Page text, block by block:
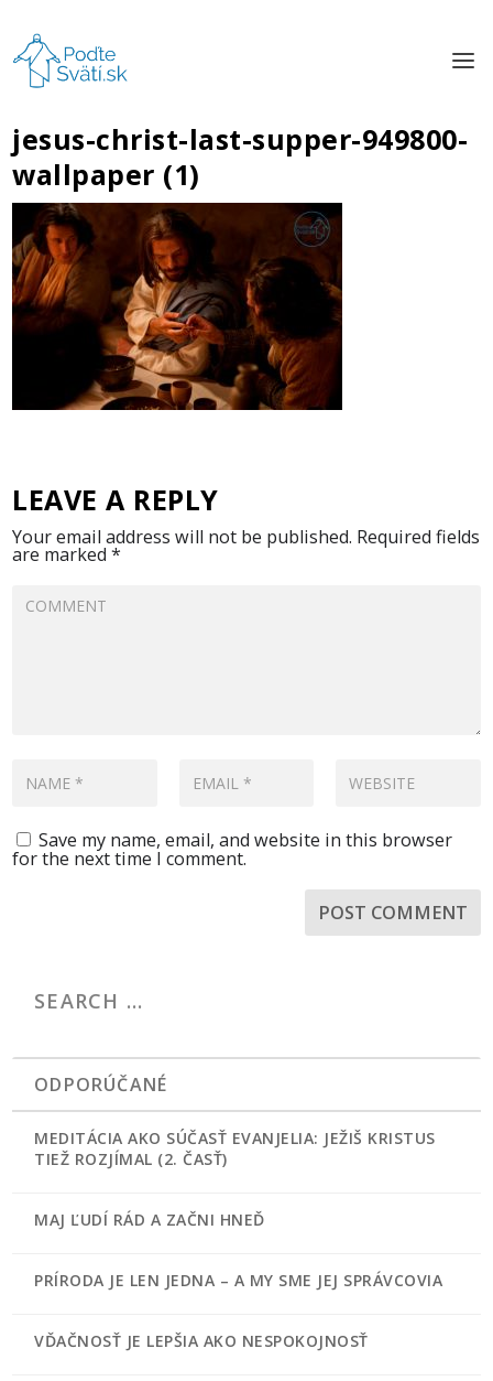
jesus-christ-last-supper-949800-
wallpaper (1)
LEAVE A REPLY
Your email address will not be published. Required fields
are marked*
Save my name, email, and website in this browser
for the next time I comment.
ODPORÚČANÉ
MEDITÁCIA AKO SÚČASŤ EVANJELIA: JEŽIŠ KRISTUS
TIEŽ ROZJÍMAL (2. ČASŤ)
MAJ ĽUDÍ RÁD A ZAČNI HNEĎ
PRÍRODA JE LEN JEDNA – A MY SME JEJ SPRÁVCOVIA
VĎAČNOSŤ JE LEPŠIA AKO NESPOKOJNOSŤ